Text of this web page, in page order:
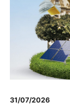
31/07/2026